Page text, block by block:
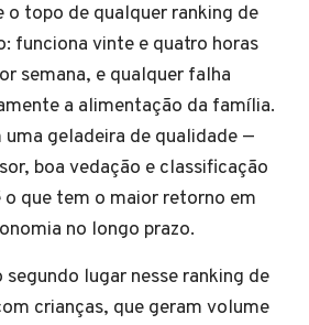
o topo de qualquer ranking de
funciona vinte e quatro horas
semana, e qualquer falha
a alimentação da família.
geladeira de qualidade —
boa vedação e classificação
que tem o maior retorno em
no longo prazo.
lugar nesse ranking de
crianças, que geram volume